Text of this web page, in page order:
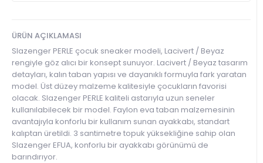
ÜRÜN AÇIKLAMASI
Slazenger PERLE çocuk sneaker modeli, Lacivert / Beyaz
rengiyle göz alıcı bir konsept sunuyor. Lacivert / Beyaz tasarım
detayları, kalın taban yapısı ve dayanıklı formuyla fark yaratan
model. Üst düzey malzeme kalitesiyle çocukların favorisi
olacak. Slazenger PERLE kaliteli astarıyla uzun seneler
kullanılabilecek bir model. Faylon eva taban malzemesinin
avantajıyla konforlu bir kullanım sunan ayakkabı, standart
kalıptan üretildi. 3 santimetre topuk yüksekliğine sahip olan
Slazenger EFUA, konforlu bir ayakkabı görünümü de
barındırıyor.